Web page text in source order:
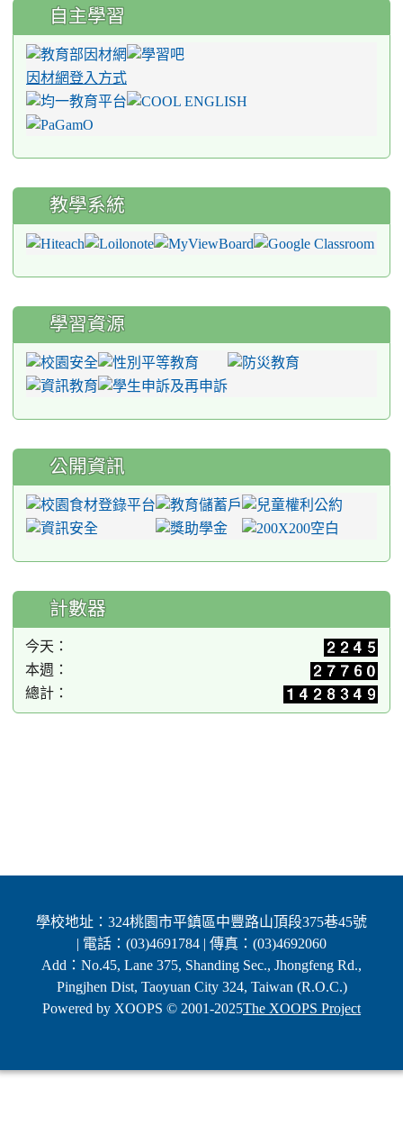
自主學習
因材網登入方式
教學系統
學習資源
公開資訊
計數器
今天：
本週：
總計：
學校地址：324桃園市平鎮區中豐路山頂段375巷45號
| 電話：(03)4691784 | 傳真：(03)4692060
Add：No.45, Lane 375, Shanding Sec., Jhongfeng Rd.,
Pingjhen Dist, Taoyuan City 324, Taiwan (R.O.C.)
Powered by XOOPS © 2001-2025The XOOPS Project